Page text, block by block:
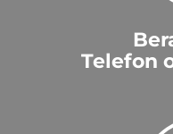
Telefon